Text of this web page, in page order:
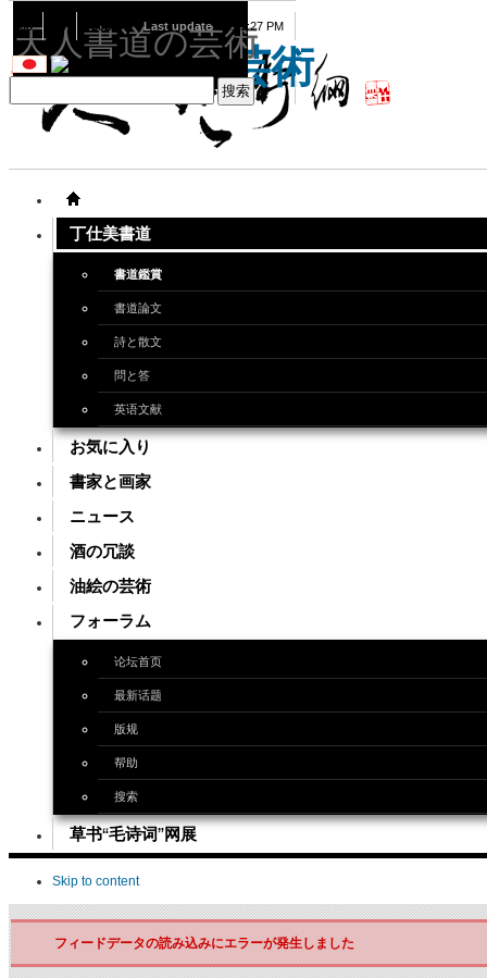
天人書道の芸術
丁仕美書道
書道鑑賞
書道論文
詩と散文
問と答
英语文献
お気に入り
書家と画家
ニュース
酒の冗談
油絵の芸術
フォーラム
论坛首页
最新话题
版规
帮助
搜索
草书“毛诗词”网展
Skip to content
08 09 2026 Last update 08:15:27 PM
フィードデータの読み込みにエラーが発生しました
天人書道の芸術